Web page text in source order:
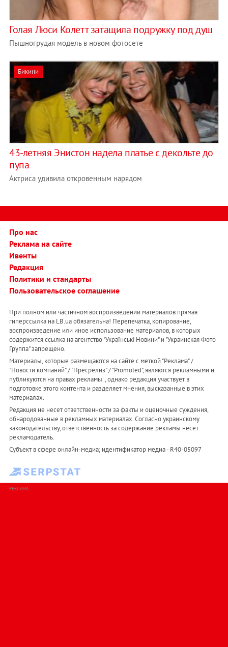
Голая Люси Колетт затащила подружку под душ
Пышногрудая модель в новом фотосете
Бикини
43-летняя Энистон надела платье с декольте до
пупа
Актриса удивила откровенным нарядом
Про нас
Реклама на сайте
Ивенты
Редакция
Политики и стандарты
Пользовательское соглашение
При полном или частичном воспроизведении материалов прямая
гиперссылка на LB.ua обязательна! Перепечатка, копирование,
воспроизведение или иное использование материалов, в которых
содержится ссылка на агентство "Українськi Новини" и "Украинская Фото
Группа" запрещено.
Материалы, которые размещаются на сайте с меткой "Реклама" /
"Новости компаний" / "Пресрелиз" / "Promoted", являются рекламными и
публикуются на правах рекламы. , однако редакция участвует в
подготовке этого контента и разделяет мнения, высказанные в этих
материалах.
Редакция не несет ответственности за факты и оценочные суждения,
обнародованные в рекламных материалах. Согласно украинскому
законодательству, ответственность за содержание рекламы несет
рекламодатель.
Субъект в сфере онлайн-медиа; идентификатор медиа - R40-05097
РЕКЛАМА